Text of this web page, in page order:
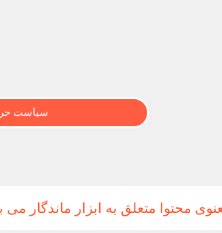
سیاست
محتوا متعلق به ابزار ماندگار می